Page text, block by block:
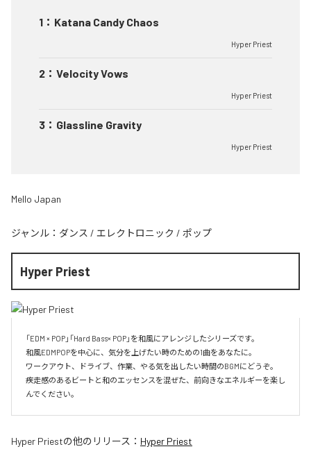
1 ： Katana Candy Chaos
Hyper Priest
2 ： Velocity Vows
Hyper Priest
3 ： Glassline Gravity
Hyper Priest
Mello Japan
ジャンル： ダンス / エレクトロニック / ポップ
Hyper Priest
「EDM × POP」「Hard Bass× POP」を和風にアレンジしたシリーズです。
和風EDMPOPを中心に、気分を上げたい時のための1曲をあなたに。
ワークアウト、ドライブ、作業、やる気を出したい時間のBGMにどうぞ。
疾走感のあるビートと和のエッセンスを混ぜた、前向きなエネルギーを楽し
んでください。
Hyper Priestの他のリリース： Hyper Priest